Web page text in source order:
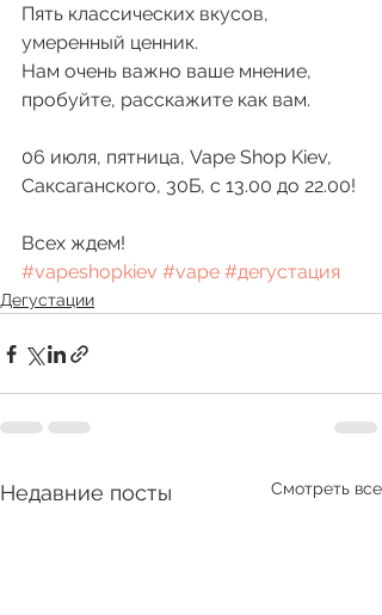
Пять классических вкусов,
умеренный ценник.
Нам очень важно ваше мнение,
пробуйте, расскажите как вам.
06 июля, пятница, Vape Shop Kiev,
Саксаганского, 30Б, с 13.00 до 22.00!
Всех ждем!
#vapeshopkiev #vape #дегустация
Дегустации
Недавние посты Смотреть все